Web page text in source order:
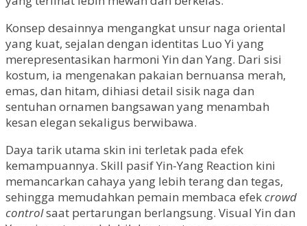
Konsep desainnya mengangkat unsur naga oriental
yang kuat, sejalan dengan identitas Luo Yi yang
merepresentasikan harmoni Yin dan Yang. Dari sisi
kostum, ia mengenakan pakaian bernuansa merah,
emas, dan hitam, dihiasi detail sisik naga dan
sentuhan ornamen bangsawan yang menambah
kesan elegan sekaligus berwibawa.
Daya tarik utama skin ini terletak pada efek
kemampuannya. Skill pasif Yin-Yang Reaction kini
memancarkan cahaya yang lebih terang dan tegas,
sehingga memudahkan pemain membaca efekcrowd
controlsaat pertarungan berlangsung. Visual Yin dan